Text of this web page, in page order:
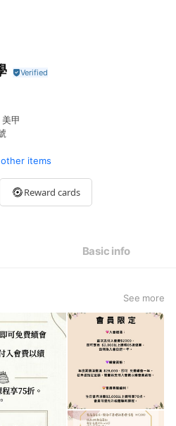
甲
other items
Reward cards
Basic info
See more